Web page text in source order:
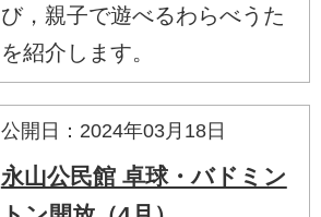
び，親子で遊べるわらべうた
を紹介します。
公開日：2024年03月18日
永山公民館 卓球・バドミン